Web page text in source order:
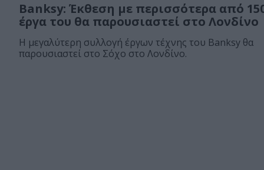
Banksy: Έκθεση με περισσότερα από
έργα του θα παρουσιαστεί στο Λονδίνο
Η μεγαλύτερη συλλογή έργων τέχνης του Banksy θα
παρουσιαστεί στο Σόχο στο Λονδίνο.